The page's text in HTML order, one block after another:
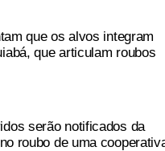
que os alvos integram
que articulam roubos
serão notificados da
roubo de uma